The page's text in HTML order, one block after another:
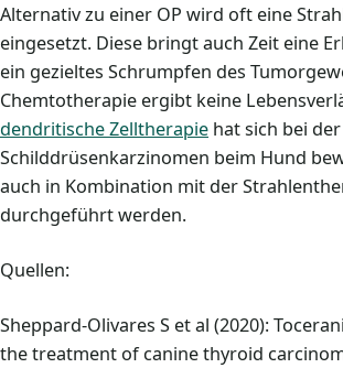
Alternativ zu einer OP wird oft eine
eingesetzt. Diese bringt auch Zeit eine
ein gezieltes Schrumpfen des
Chemtotherapie ergibt keine
dendritische Zelltherapie hat sich bei
Schilddrüsenkarzinomen beim Hund
auch in Kombination mit der
durchgeführt werden.
Quellen:
Sheppard-Olivares S et al (2020):
the treatment of canine thyroid